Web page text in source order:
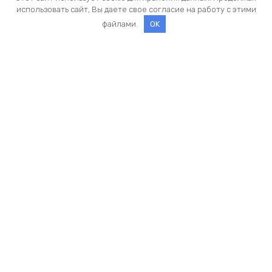
использовать сайт, Вы даете свое согласие на работу с этими
файлами.
OK